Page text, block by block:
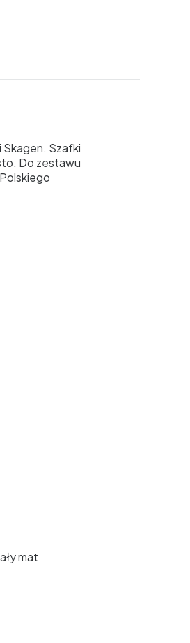
Skagen. Szafki
Do zestawu
mat